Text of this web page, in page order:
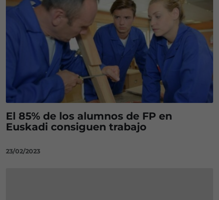
El 85% de los alumnos de FP en
Euskadi consiguen trabajo
23/02/2023